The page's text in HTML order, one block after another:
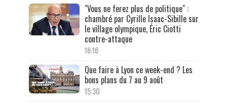
"Vous ne ferez plus de politique" :
chambré par Cyrille Isaac-Sibille sur
le village olympique, Éric Ciotti
contre-attaque
16:16
Que faire à Lyon ce week-end ? Les
bons plans du 7 au 9 août
15:30